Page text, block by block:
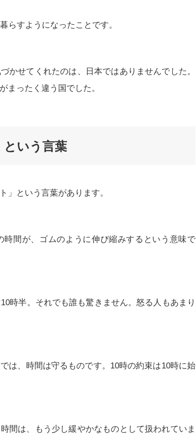
らすようになったことです。
かせてくれたのは、日本ではありませんでした。
まったく違う国でした。
という言葉
」という言葉があります。
間が、ゴムのように伸び縮みするという意味で
時半。それでも誰も驚きません。怒る人もあまり
は、時間は守るものです。10時の約束は10時に始
間は、もう少し緩やかなものとして扱われていま